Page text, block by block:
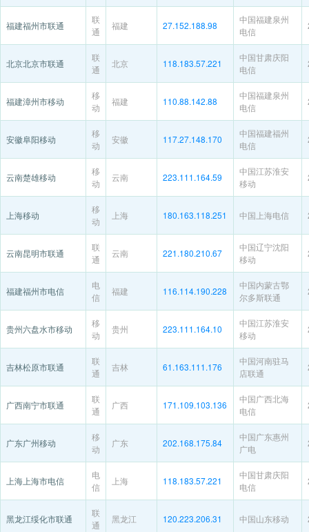
福建福州市联通
联
通
福建 27.152.188.98
中国福建泉州
电信
北京北京市联通
联
通
北京 118.183.57.221
中国甘肃庆阳
电信
福建漳州市移动
移
动
福建 110.88.142.88
中国福建泉州
电信
安徽阜阳移动
移
动
安徽 117.27.148.170
中国福建福州
电信
云南楚雄移动
移
动
云南 223.111.164.59
中国江苏淮安
移动
上海移动
移
动
上海 180.163.118.251 中国上海电信
云南昆明市联通
联
通
云南 221.180.210.67
中国辽宁沈阳
移动
福建福州市电信
电
信
福建 116.114.190.228
中国内蒙古鄂
尔多斯联通
贵州六盘水市移动
移
动
贵州 223.111.164.10
中国江苏淮安
移动
吉林松原市联通
联
通
吉林 61.163.111.176
中国河南驻马
店联通
广西南宁市联通
联
通
广西 171.109.103.136
中国广西北海
电信
广东广州移动
移
动
广东 202.168.175.84
中国广东惠州
广电
上海上海市电信
电
信
上海 118.183.57.221
中国甘肃庆阳
电信
黑龙江绥化市联通
联
通
黑龙江 120.223.206.31 中国山东移动